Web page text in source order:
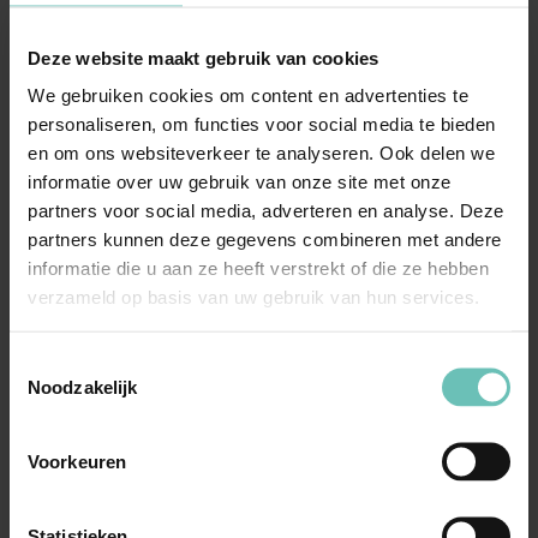
Deze website maakt gebruik van cookies
We gebruiken cookies om content en advertenties te
personaliseren, om functies voor social media te bieden
en om ons websiteverkeer te analyseren. Ook delen we
informatie over uw gebruik van onze site met onze
partners voor social media, adverteren en analyse. Deze
partners kunnen deze gegevens combineren met andere
informatie die u aan ze heeft verstrekt of die ze hebben
verzameld op basis van uw gebruik van hun services.
Noodzakelijk
Voorkeuren
11 FEBRUARI 2025
Zorg voor goede en toepasselijke
exoneratieclausule in B2B contracten!
Inleiding Veel ondernemers gebruiken bij het
aangaan van overeenkomsten algemene